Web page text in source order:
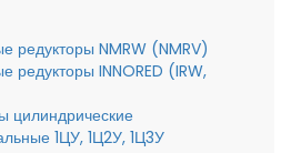
редукторы NMRW (NMRV)
редукторы INNORED (IRW,
цилиндрические
1ЦУ, 1Ц2У, 1Ц3У